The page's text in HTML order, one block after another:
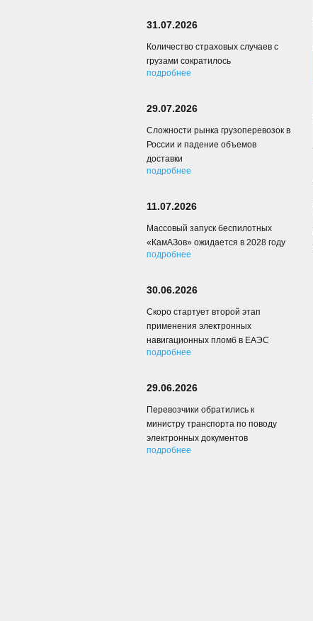
31.07.2026
Количество страховых случаев с
грузами сократилось
подробнее
29.07.2026
Сложности рынка грузоперевозок в
России и падение объемов
доставки
подробнее
11.07.2026
Массовый запуск беспилотных
«КамАЗов» ожидается в 2028 году
подробнее
30.06.2026
Скоро стартует второй этап
применения электронных
навигационных пломб в ЕАЭС
подробнее
29.06.2026
Перевозчики обратились к
министру транспорта по поводу
электронных документов
подробнее